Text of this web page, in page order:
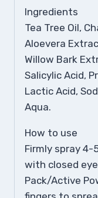
Ingredients
Tea Tree Oil,
Aloevera
Willow Bark
Salicylic Acid,
Lactic Acid,
Aqua.
How to use
Firmly spray
with closed
Pack/Active